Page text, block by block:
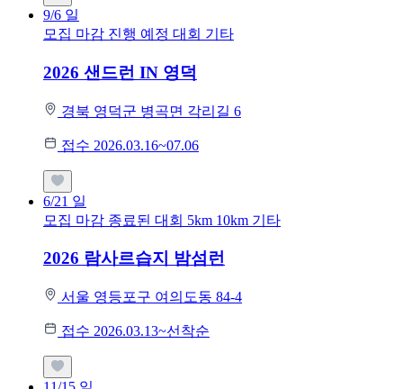
9/6 일
모집 마감 진행 예정 대회 기타
2026 샌드런 IN 영덕
경북 영덕군 병곡면 각리길 6
접수 2026.03.16~07.06
6/21 일
모집 마감 종료된 대회 5km 10km 기타
2026 람사르습지 밤섬런
서울 영등포구 여의도동 84-4
접수 2026.03.13~선착순